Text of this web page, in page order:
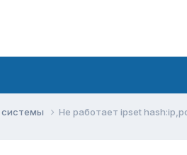
системы Не работает ipset